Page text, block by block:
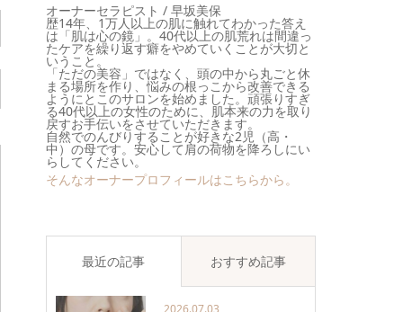
オーナーセラピスト / 早坂美保
歴14年、1万人以上の肌に触れてわかった答え
は「肌は心の鏡」。40代以上の肌荒れは間違っ
たケアを繰り返す癖をやめていくことが大切と
いうこと。
「ただの美容」ではなく、頭の中から丸ごと休
まる場所を作り、悩みの根っこから改善できる
ようにとこのサロンを始めました。頑張りすぎ
る40代以上の女性のために、肌本来の力を取り
戻すお手伝いをさせていただきます。
自然でのんびりすることが好きな2児（高・
中）の母です。安心して肩の荷物を降ろしにい
らしてください。
そんなオーナープロフィールはこちらから。
最近の記事 おすすめ記事
2026.07.03